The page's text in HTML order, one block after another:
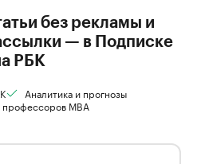
без рекламы и
— в Подписке
РБК
Аналитика и прогнозы
профессоров MBA